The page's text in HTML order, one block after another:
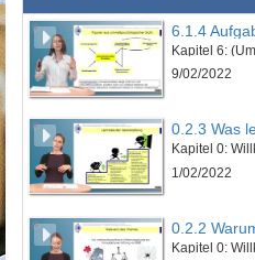
6.1.4
9/02/2022
Kapitel 0:
1/02/2022
0.2.2
Kapitel 0: